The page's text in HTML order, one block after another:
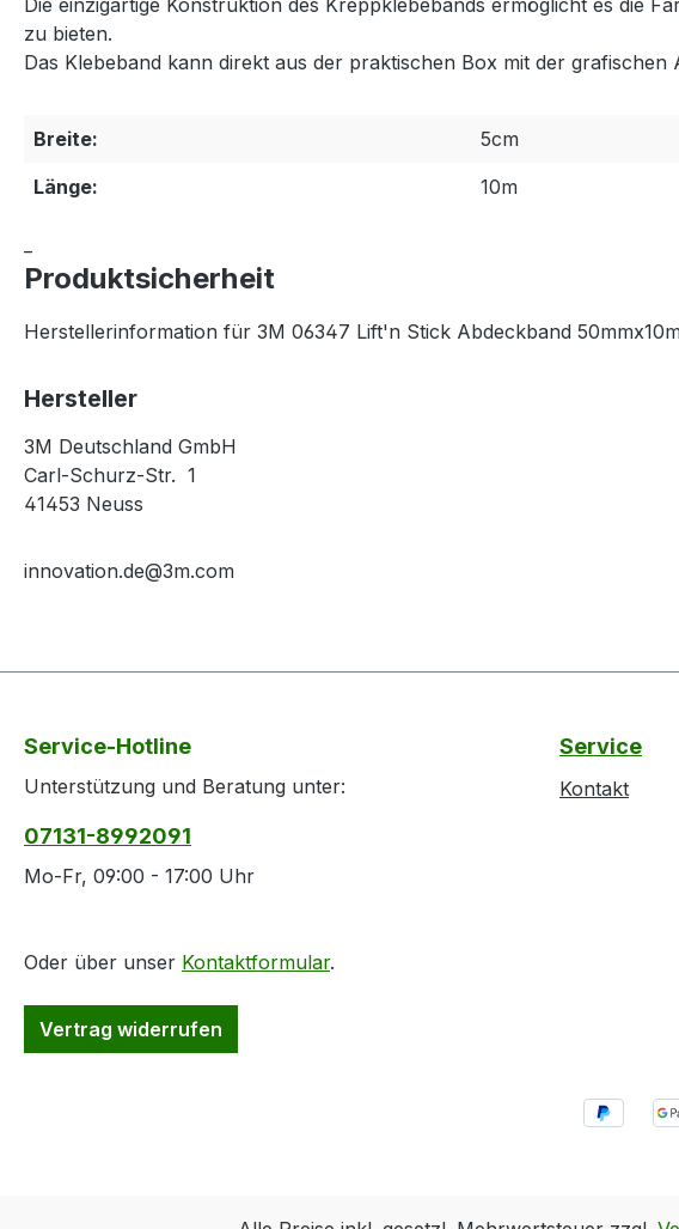
Die einzigartige Konstruktion des Kreppklebebands ermöglicht es die
zu bieten.
Das Klebeband kann direkt aus der praktischen Box mit der grafischen
Breite:
5cm
Länge:
10m
Produktsicherheit
Herstellerinformation für 3M 06347 Lift'n Stick Abdeckband
Hersteller
3M Deutschland GmbH
Carl-Schurz-Str. 1
41453 Neuss
innovation.de@3m.com
Service-Hotline
Unterstützung und Beratung unter:
07131-8992091
Mo-Fr, 09:00 - 17:00 Uhr
Oder über unser Kontaktformular.
Vertrag widerrufen
Service
Kontakt